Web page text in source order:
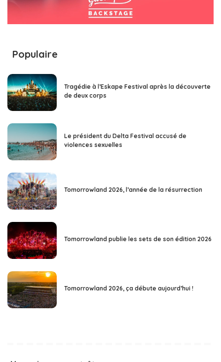
Populaire
Tragédie à l’Eskape Festival après la découverte
de deux corps
Le président du Delta Festival accusé de
violences sexuelles
Tomorrowland 2026, l’année de la résurrection
Tomorrowland publie les sets de son édition 2026
Tomorrowland 2026, ça débute aujourd’hui !